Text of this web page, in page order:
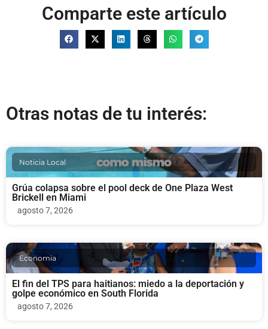
Comparte este artículo
Otras notas de tu interés:
Noticia Local
Grúa colapsa sobre el pool deck de One Plaza West
Brickell en Miami
agosto 7, 2026
Economia
El fin del TPS para haitianos: miedo a la deportación y
golpe económico en South Florida
agosto 7, 2026